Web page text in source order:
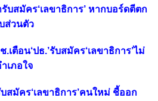
บสมัคร‘เลขาธิการ’ หากบอร์ดตีตก
ส่วนตัว
ตือน‘ปธ.’รับสมัคร‘เลขาธิการ’ไม่
เภอใจ
สมัคร‘เลขาธิการ’คนใหม่ ชี้ออก